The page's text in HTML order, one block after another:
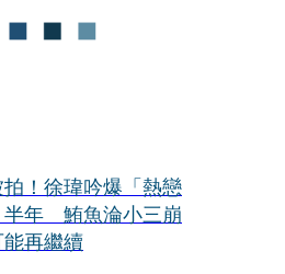
！徐瑋吟爆「熱戀
半年 鮪魚淪小三崩
再繼續